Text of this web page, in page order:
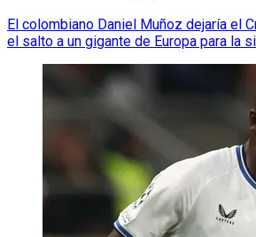
El colombiano Daniel Muñoz dejaría el
el salto a un gigante de Europa para la